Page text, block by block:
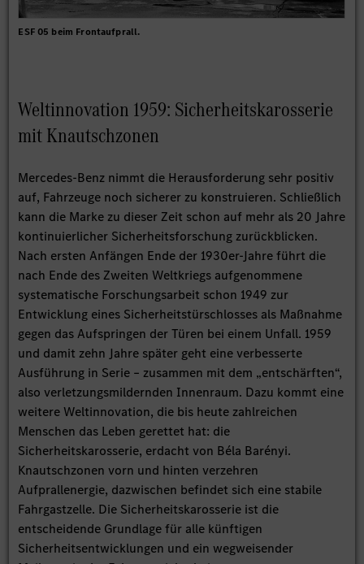
ESF 05 beim Frontaufprall.
Weltinnovation 1959: Sicherheitskarosserie
mit Knautschzonen
Mercedes-Benz nimmt die Herausforderung sehr positiv
auf, Fahrzeuge noch sicherer zu konstruieren. Schließlich
kann die Marke zu dieser Zeit schon auf mehr als 20 Jahre
kontinuierlicher Sicherheitsforschung zurückblicken.
Nach ersten Anfängen Ende der 1930er-Jahre führt die
nach Ende des Zweiten Weltkriegs aufgenommene
systematische Forschungsarbeit schon 1949 zur
Entwicklung eines Sicherheitstürschlosses als Maßnahme
gegen das Aufspringen der Türen bei einem Unfall. 1959
und damit zehn Jahre später geht eine verbesserte
Ausführung in Serie – zusammen mit dem „entschärften“,
also verletzungsmildernden Innenraum. Dazu kommt eine
weitere Weltinnovation, die bis heute zahlreichen
Menschen das Leben gerettet hat: die
Sicherheitskarosserie, erdacht von Béla Barényi.
Knautschzonen vorn und hinten verzehren
Aufprallenergie, dazwischen befindet sich eine stabile
Fahrgastzelle. Die Sicherheitskarosserie ist die
entscheidende Grundlage für alle künftigen
Sicherheitsentwicklungen und ein wegweisender